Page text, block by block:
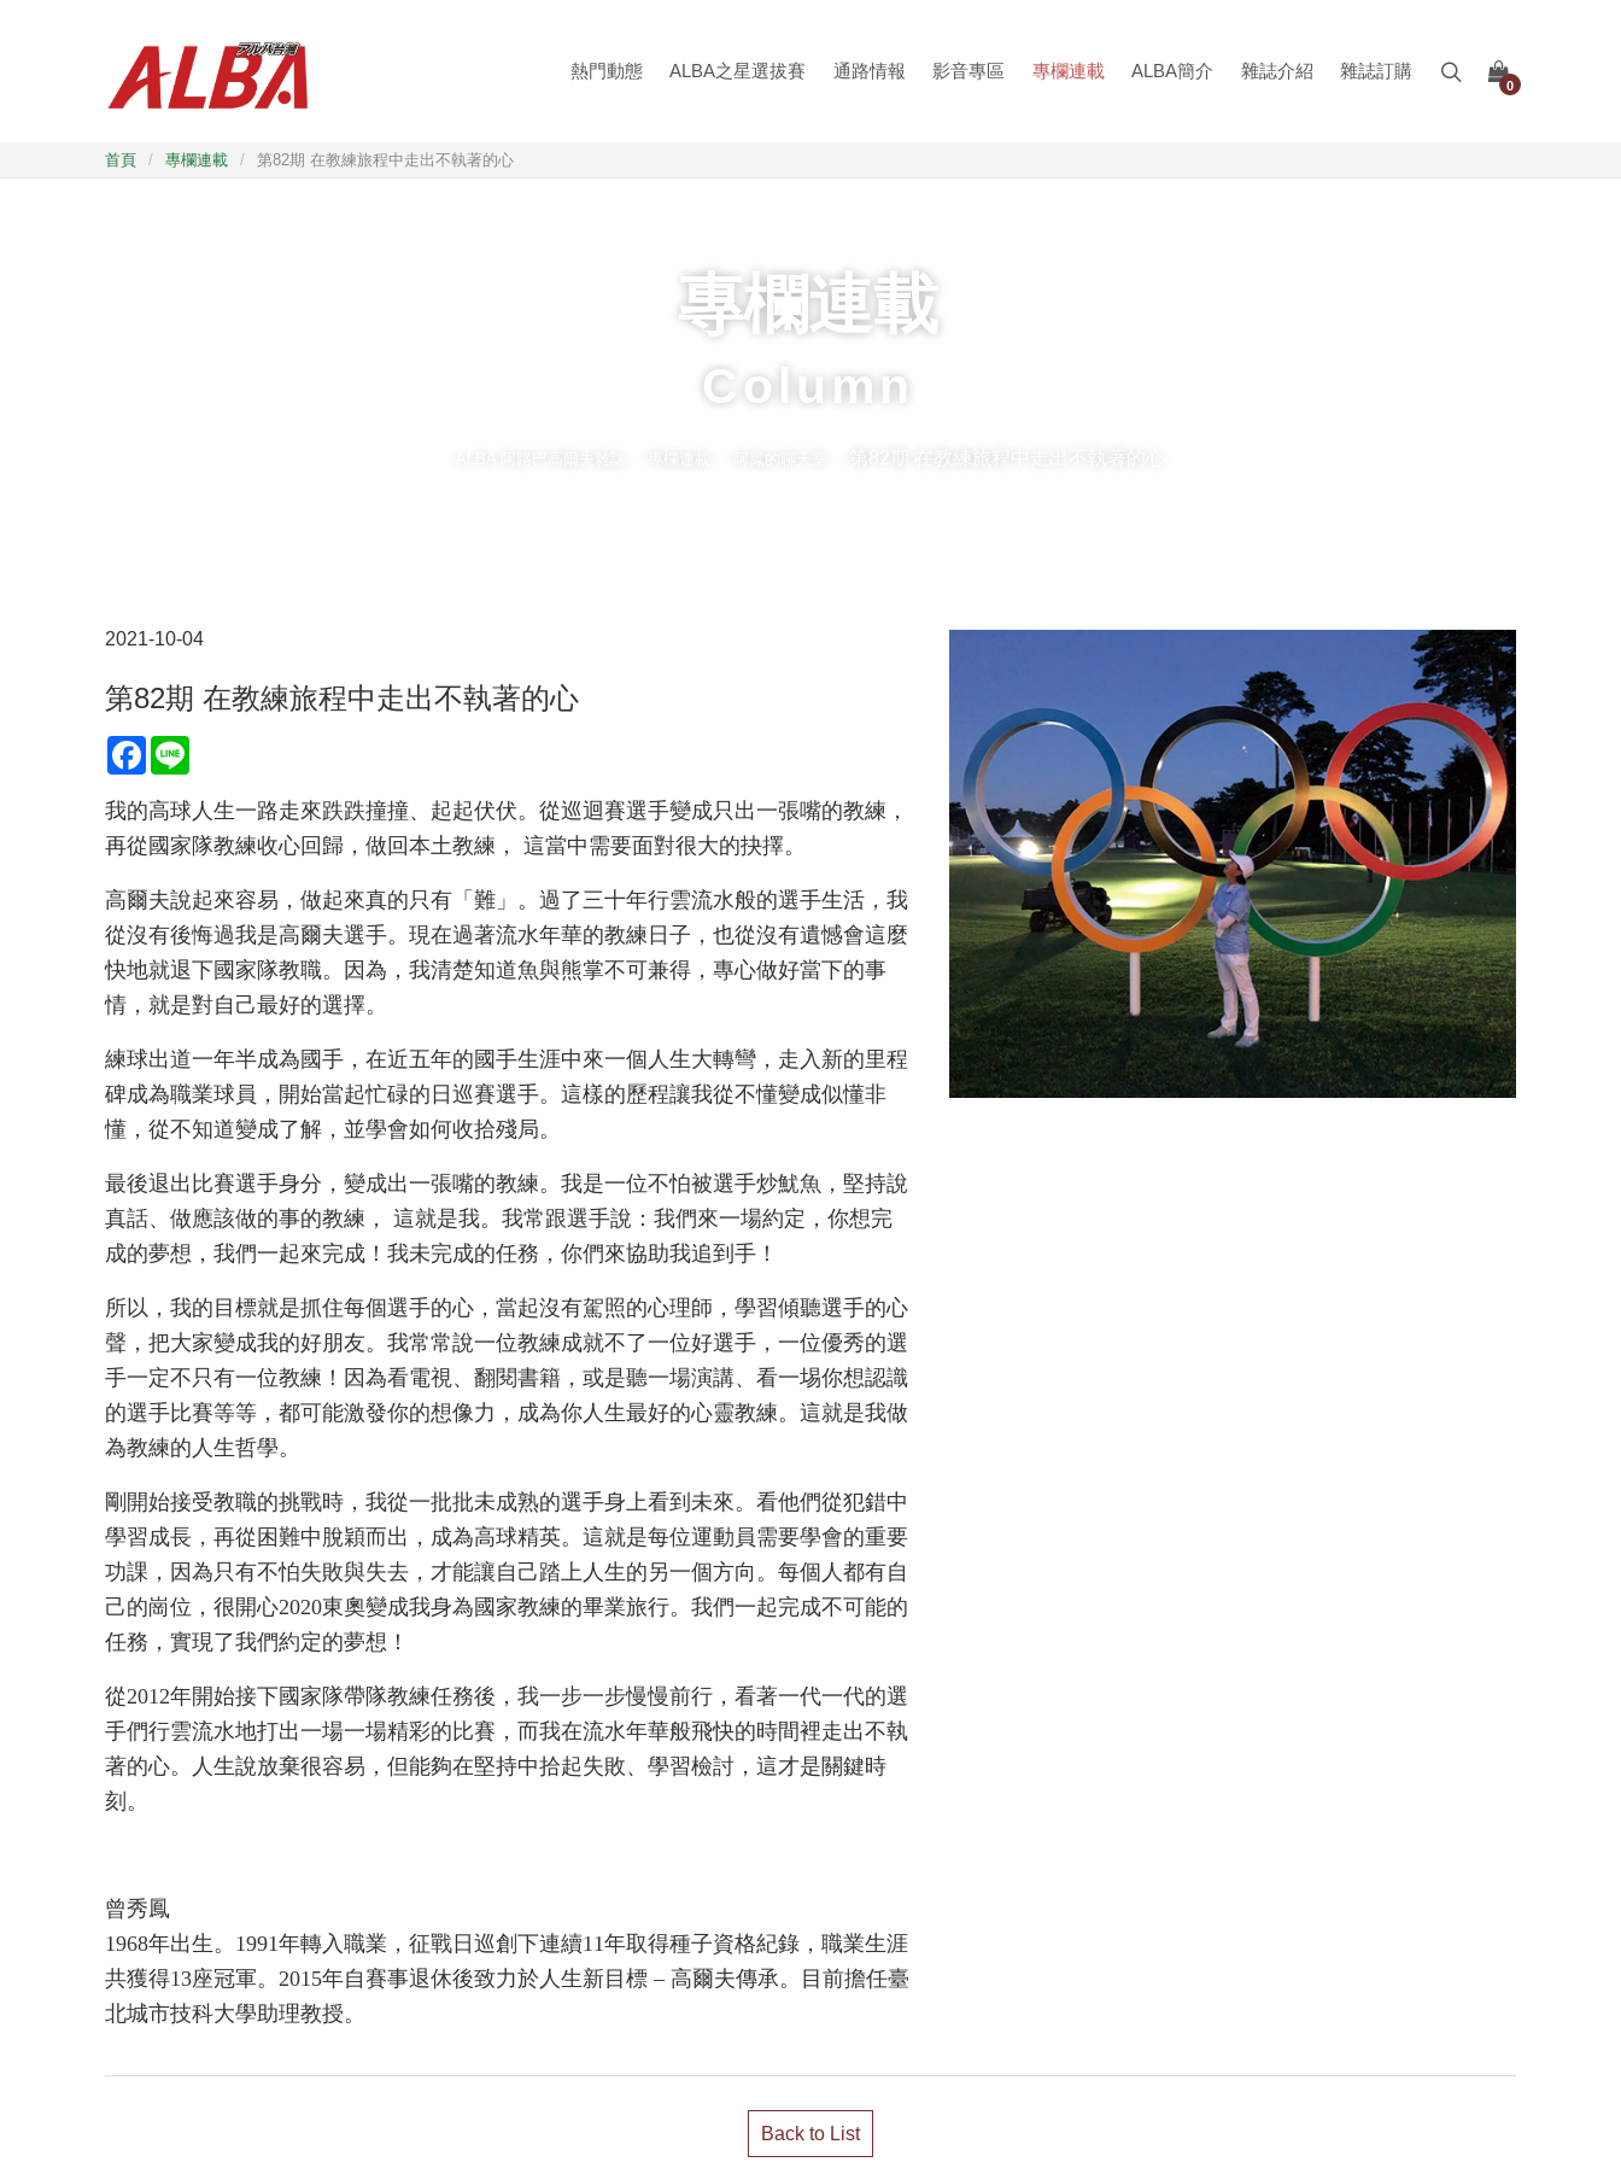
熱門動態 ALBA之星選拔賽 通路情報 影音專區 專欄連載 ALBA簡介 雜誌介紹 雜誌訂購
0
首頁 / 專欄連載 / 第82期 在教練旅程中走出不執著的心
專欄連載
Column
2021-10-04
第82期 在教練旅程中走出不執著的心
Facebook
我的高球人生一路走來跌跌撞撞、起起伏伏。從巡迴賽選手變成只出一張嘴的教練，
再從國家隊教練收心回歸，做回本土教練， 這當中需要面對很大的抉擇。
高爾夫說起來容易，做起來真的只有「難」。過了三十年行雲流水般的選手生活，我
從沒有後悔過我是高爾夫選手。現在過著流水年華的教練日子，也從沒有遺憾會這麼
快地就退下國家隊教職。因為，我清楚知道魚與熊掌不可兼得，專心做好當下的事
情，就是對自己最好的選擇。
練球出道一年半成為國手，在近五年的國手生涯中來一個人生大轉彎，走入新的里程
碑成為職業球員，開始當起忙碌的日巡賽選手。這樣的歷程讓我從不懂變成似懂非
懂，從不知道變成了解，並學會如何收拾殘局。
最後退出比賽選手身分，變成出一張嘴的教練。我是一位不怕被選手炒魷魚，堅持說
真話、做應該做的事的教練， 這就是我。我常跟選手說：我們來一場約定，你想完
成的夢想，我們一起來完成！我未完成的任務，你們來協助我追到手！
所以，我的目標就是抓住每個選手的心，當起沒有駕照的心理師，學習傾聽選手的心
聲，把大家變成我的好朋友。我常常說一位教練成就不了一位好選手，一位優秀的選
手一定不只有一位教練！因為看電視、翻閱書籍，或是聽一場演講、看一埸你想認識
的選手比賽等等，都可能激發你的想像力，成為你人生最好的心靈教練。這就是我做
為教練的人生哲學。
剛開始接受教職的挑戰時，我從一批批未成熟的選手身上看到未來。看他們從犯錯中
學習成長，再從困難中脫穎而出，成為高球精英。這就是每位運動員需要學會的重要
功課，因為只有不怕失敗與失去，才能讓自己踏上人生的另一個方向。每個人都有自
己的崗位，很開心2020東奧變成我身為國家教練的畢業旅行。我們一起完成不可能的
任務，實現了我們約定的夢想！
從2012年開始接下國家隊帶隊教練任務後，我一步一步慢慢前行，看著一代一代的選
手們行雲流水地打出一場一場精彩的比賽，而我在流水年華般飛快的時間裡走出不執
著的心。人生說放棄很容易，但能夠在堅持中拾起失敗、學習檢討，這才是關鍵時
刻。
曾秀鳳
1968年出生。1991年轉入職業，征戰日巡創下連續11年取得種子資格紀錄，職業生涯
共獲得13座冠軍。2015年自賽事退休後致力於人生新目標 – 高爾夫傳承。目前擔任臺
北城市技科大學助理教授。
Back to List